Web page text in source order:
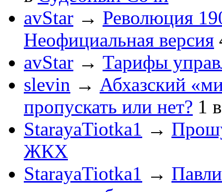
avStar → Революция
Неофициальная версия
avStar → Тарифы
slevin → Абхазский
пропускать или нет? 1
StarayaTiotka1 →
ЖКХ
StarayaTiotka1 →